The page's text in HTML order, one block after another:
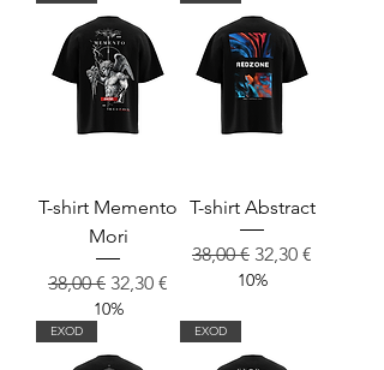
T-shirt Memento
Mori
Prix original
38,00 € Prix promotionnel
32,30 €
10%
T-shirt Abstract
Prix original
38,00 € Prix
32,30 €
10%
EXOD EXOD